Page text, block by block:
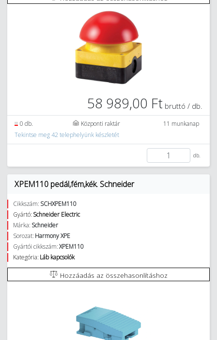
58 989,00 Ft bruttó / db.
0 db. Központi raktár
11 munkanap
Tekintse meg 42 telephelyünk készletét
db.
XPEM110 pedál,fém,kék. Schneider
Cikkszám: SCHXPEM110
Gyártó: Schneider Electric
Márka: Schneider
Sorozat: Harmony XPE
Gyártói cikkszám:XPEM110
Kategória: Láb kapcsolók
Hozzáadás az összehasonlításhoz